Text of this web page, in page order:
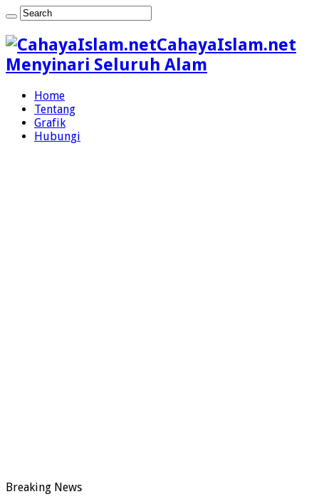
CahayaIslam.net
Menyinari Seluruh Alam
Home
Tentang
Grafik
Hubungi
Breaking News